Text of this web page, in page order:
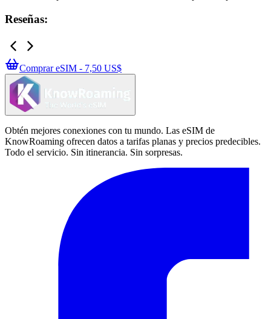
Reseñas:
Comprar eSIM - 7,50 US$
Obtén mejores conexiones con tu mundo. Las eSIM de
KnowRoaming ofrecen datos a tarifas planas y precios predecibles.
Todo el servicio. Sin itinerancia. Sin sorpresas.